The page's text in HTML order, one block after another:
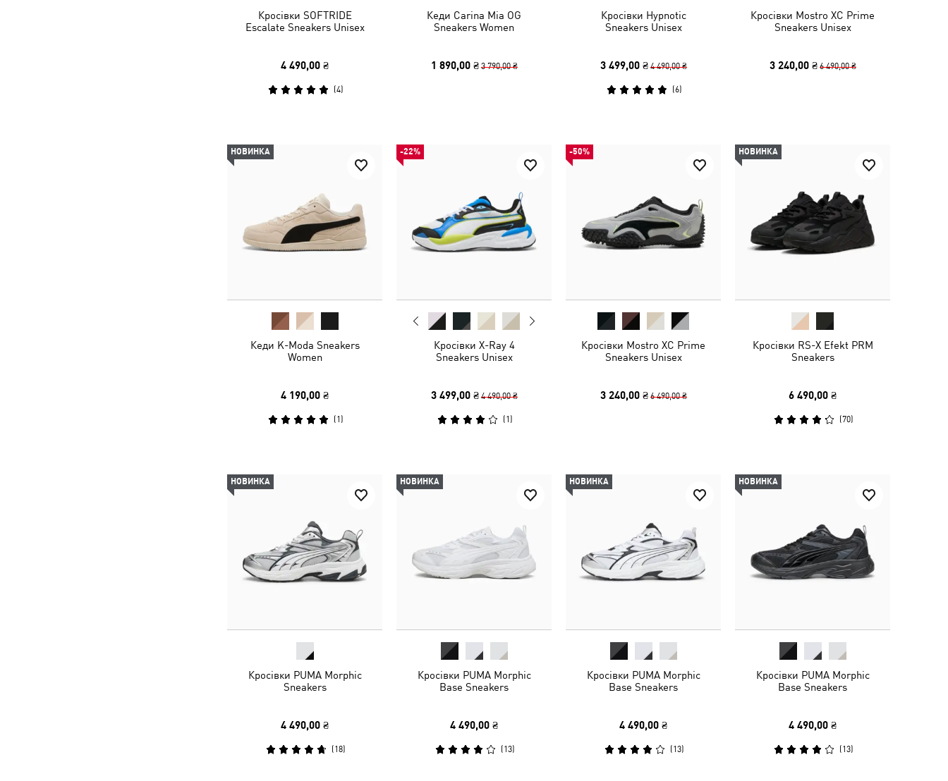
Кросівки SOFTRIDE
Escalate Sneakers Unisex
4 490,00 ₴
(4)
Кеди Carina Mia OG
Sneakers Women
1 890,00 ₴ 3 790,00 ₴
Кросівки Hypnotic
Sneakers Unisex
3 499,00 ₴ 4 490,00 ₴
(6)
Кросівки Mostro XC Prime
Sneakers Unisex
3 240,00 ₴ 6 490,00 ₴
НОВИНКА
Кеди K-Moda Sneakers
Women
4 190,00 ₴
(1 )
-22%
Кросівки X-Ray 4
Sneakers Unisex
3 499,00 ₴ 4 490,00 ₴
(1 )
-50%
Кросівки Mostro XC Prime
Sneakers Unisex
3 240,00 ₴ 6 490,00 ₴
НОВИНКА
Кросівки RS-X Efekt PRM
Sneakers
6 490,00 ₴
(70)
НОВИНКА
Кросівки PUMA Morphic
Sneakers
4 490,00 ₴
(18)
НОВИНКА
Кросівки PUMA Morphic
Base Sneakers
4 490,00 ₴
(13)
НОВИНКА
Кросівки PUMA Morphic
Base Sneakers
4 490,00 ₴
(13)
НОВИНКА
Кросівки PUMA Morphic
Base Sneakers
4 490,00 ₴
(13)